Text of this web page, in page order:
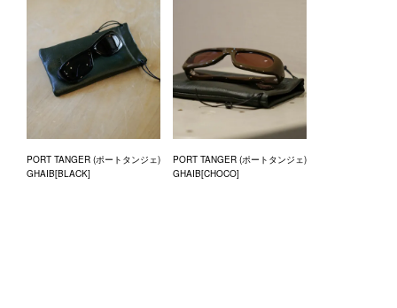
PORT TANGER (ポートタンジェ)
GHAIB[BLACK]
PORT TANGER (ポートタンジェ)
GHAIB[CHOCO]